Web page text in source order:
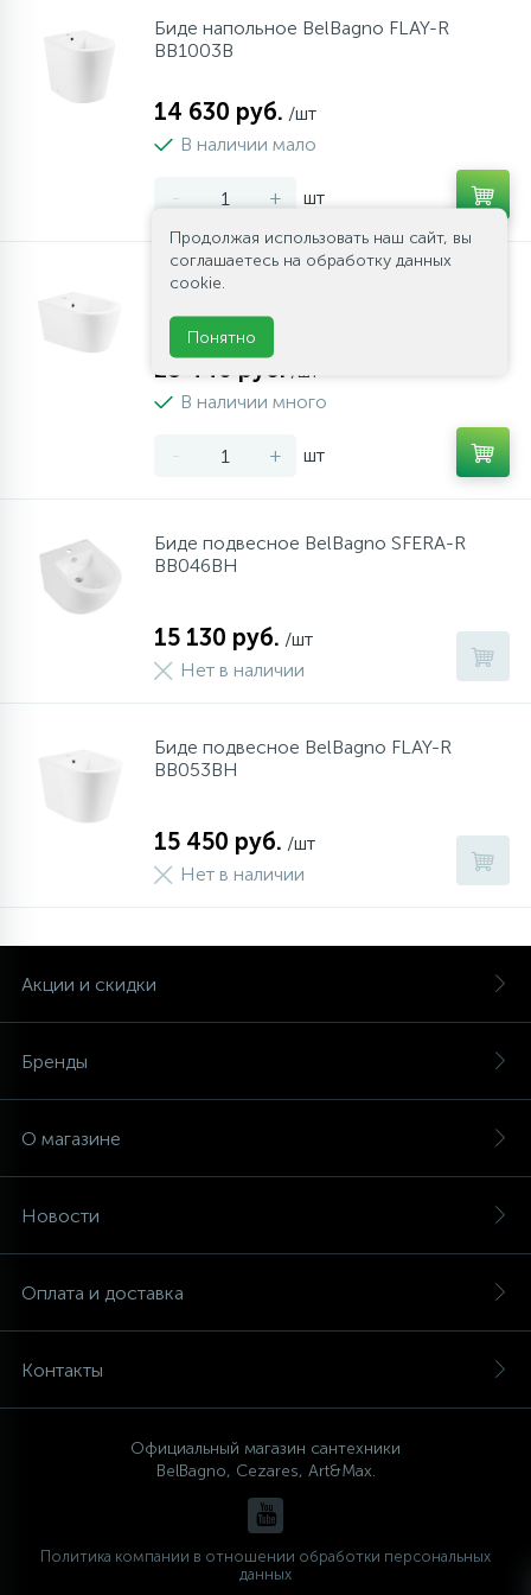
Напольные смесители
Душевые системы
Биде напольное BelBagno FLAY-R
BB1003B
14 630 руб. /шт
В наличии мало
- + шт
Биде подвесное BelBagno MARINO
18 440 руб. /шт
В наличии много
- + шт
Биде подвесное BelBagno SFERA-R
BB046BH
15 130 руб. /шт
Нет в наличии
Биде подвесное BelBagno FLAY-R
BB053BH
15 450 руб. /шт
Нет в наличии
Акции и скидки
Бренды
О магазине
Новости
Оплата и доставка
Контакты
Официальный магазин сантехники
BelBagno, Cezares, Art&Max.
Политика компании в отношении обработки персональных
данных
Продолжая использовать наш сайт, вы
соглашаетесь на обработку данных
cookie.
Понятно